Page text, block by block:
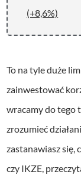
(+8,6%)
To na tyle duże
zainwestować
wracamy do tego
zrozumieć
zastanawiasz się,
czy IKZE,